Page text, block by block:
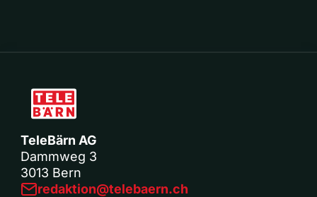
TeleBärn AG
Dammweg 3
3013 Bern
redaktion@telebaern.ch